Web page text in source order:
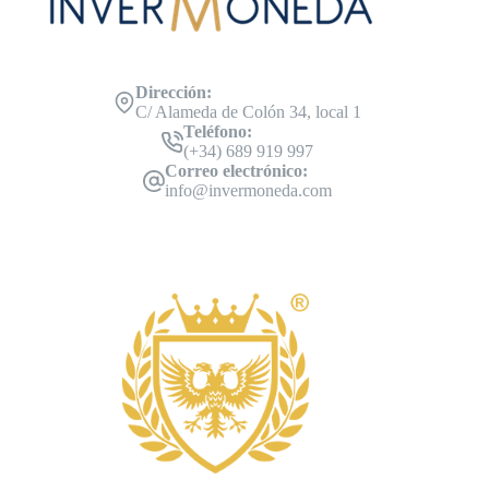
Dirección:
C/ Alameda de Colón 34, local 1
Teléfono:
(+34) 689 919 997
Correo electrónico:
info@invermoneda.com